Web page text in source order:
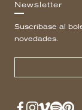
Newsletter
Suscríbase al
novedades.